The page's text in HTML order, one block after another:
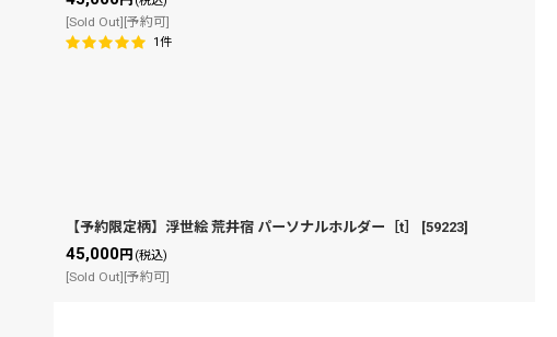
[Sold Out][予約可]
1件
【予約限定柄】浮世絵 荒井宿 パーソナルホルダー［t］ [59223]
45,000円 (税込)
[Sold Out][予約可]